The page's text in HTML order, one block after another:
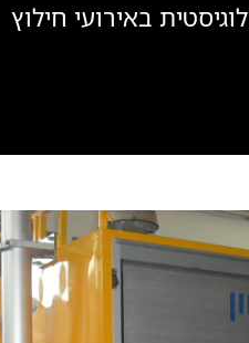
באירועי חילוץ